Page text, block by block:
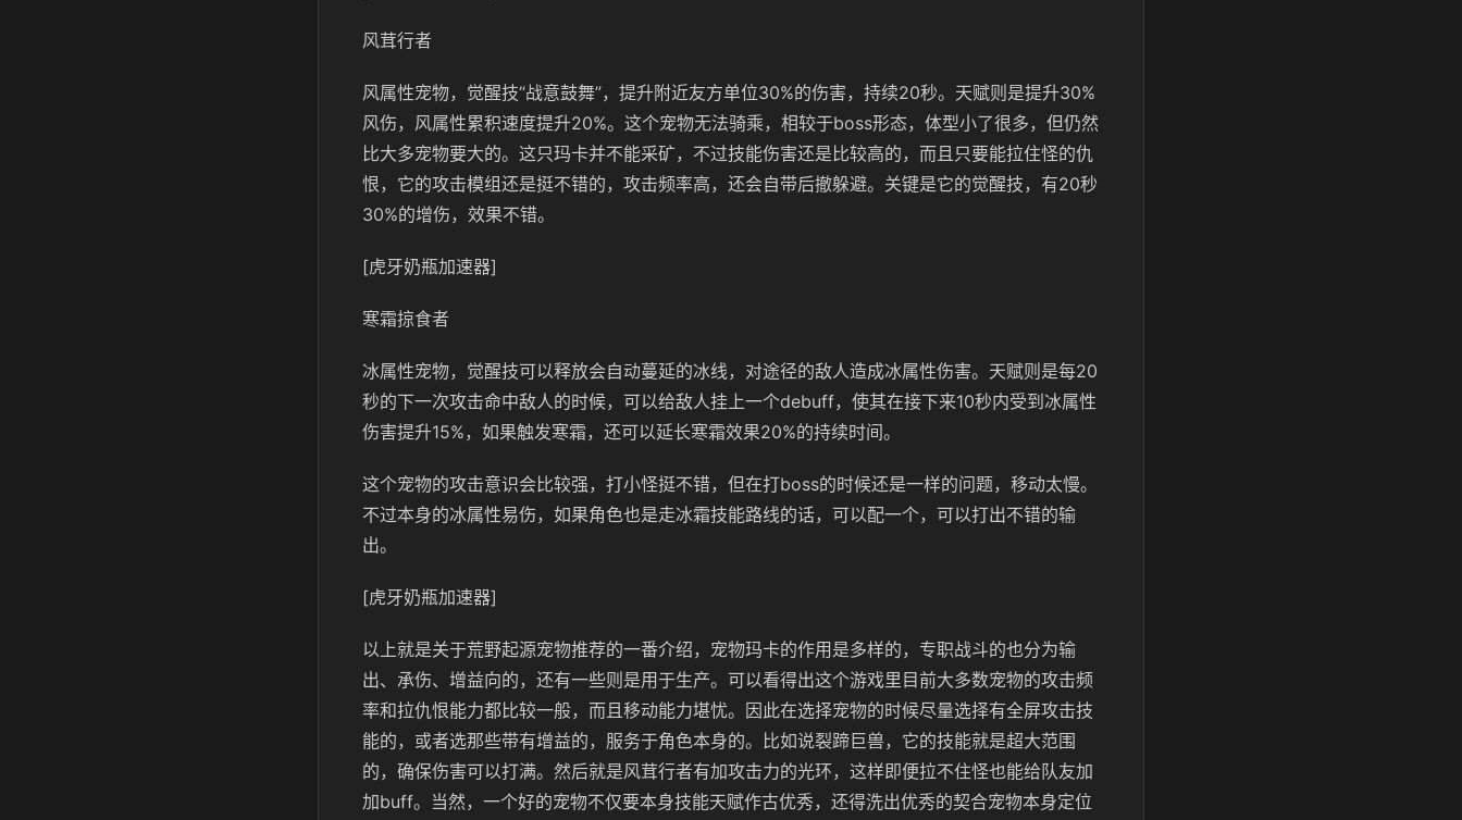
风茸行者
风属性宠物，觉醒技“战意鼓舞”，提升附近友方单位30%的伤害，持续20秒。天赋则是提升30%
风伤，风属性累积速度提升20%。这个宠物无法骑乘，相较于boss形态，体型小了很多，但仍然
比大多宠物要大的。这只玛卡并不能采矿，不过技能伤害还是比较高的，而且只要能拉住怪的仇
恨，它的攻击模组还是挺不错的，攻击频率高，还会自带后撤躲避。关键是它的觉醒技，有20秒
30%的增伤，效果不错。
[虎牙奶瓶加速器]
寒霜掠食者
冰属性宠物，觉醒技可以释放会自动蔓延的冰线，对途径的敌人造成冰属性伤害。天赋则是每20
秒的下一次攻击命中敌人的时候，可以给敌人挂上一个debuff，使其在接下来10秒内受到冰属性
伤害提升15%，如果触发寒霜，还可以延长寒霜效果20%的持续时间。
这个宠物的攻击意识会比较强，打小怪挺不错，但在打boss的时候还是一样的问题，移动太慢。
不过本身的冰属性易伤，如果角色也是走冰霜技能路线的话，可以配一个，可以打出不错的输
出。
[虎牙奶瓶加速器]
以上就是关于荒野起源宠物推荐的一番介绍，宠物玛卡的作用是多样的，专职战斗的也分为输
出、承伤、增益向的，还有一些则是用于生产。可以看得出这个游戏里目前大多数宠物的攻击频
率和拉仇恨能力都比较一般，而且移动能力堪忧。因此在选择宠物的时候尽量选择有全屏攻击技
能的，或者选那些带有增益的，服务于角色本身的。比如说裂蹄巨兽，它的技能就是超大范围
的，确保伤害可以打满。然后就是风茸行者有加攻击力的光环，这样即便拉不住怪也能给队友加
加buff。当然，一个好的宠物不仅要本身技能天赋作古优秀，还得洗出优秀的契合宠物本身定位